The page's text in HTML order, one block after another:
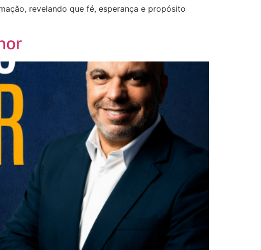
revelando que fé, esperança e propósito